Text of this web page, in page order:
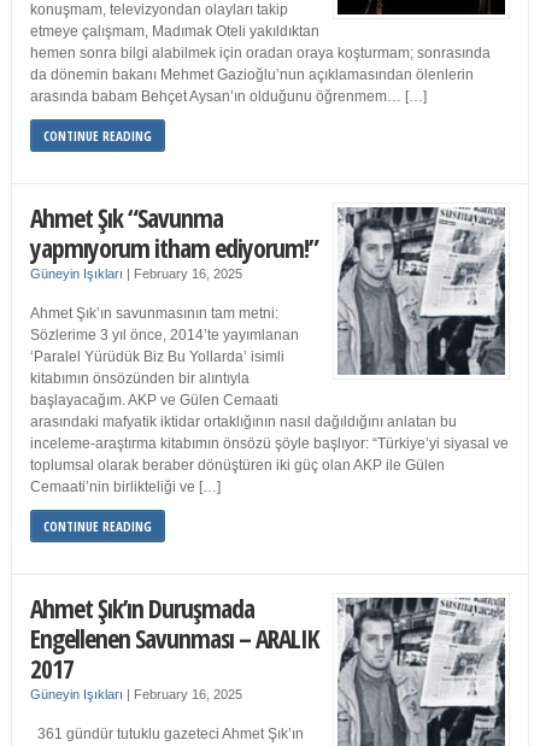
konuşmam, televizyondan olayları takip
etmeye çalışmam, Madımak Oteli yakıldıktan
hemen sonra bilgi alabilmek için oradan oraya koşturmam; sonrasında
da dönemin bakanı Mehmet Gazioğlu’nun açıklamasından ölenlerin
arasında babam Behçet Aysan’ın olduğunu öğrenmem… […]
CONTINUE READING
Ahmet Şık “Savunma
yapmıyorum itham ediyorum!”
Güneyin Işıkları | February 16, 2025
Ahmet Şık’ın savunmasının tam metni:
Sözlerime 3 yıl önce, 2014’te yayımlanan
‘Paralel Yürüdük Biz Bu Yollarda’ isimli
kitabımın önsözünden bir alıntıyla
başlayacağım. AKP ve Gülen Cemaati
arasındaki mafyatik iktidar ortaklığının nasıl dağıldığını anlatan bu
inceleme-araştırma kitabımın önsözü şöyle başlıyor: “Türkiye’yi siyasal ve
toplumsal olarak beraber dönüştüren iki güç olan AKP ile Gülen
Cemaati’nin birlikteliği ve […]
CONTINUE READING
Ahmet Şık’ın Duruşmada
Engellenen Savunması – ARALIK
2017
Güneyin Işıkları | February 16, 2025
361 gündür tutuklu gazeteci Ahmet Şık’ın